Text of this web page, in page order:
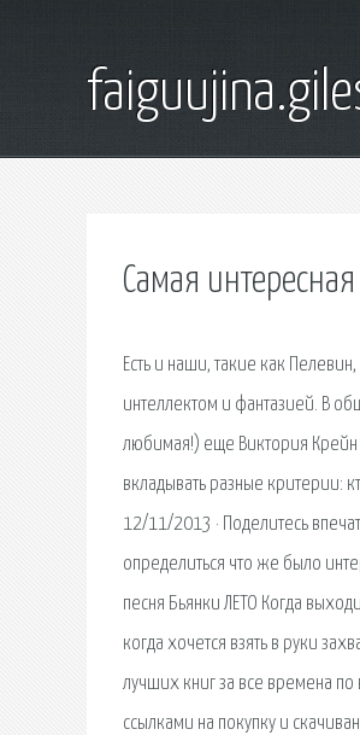
Самая
Есть и наши, такие как
интеллектом и фантазией. В
любимая!) еще Виктория Крейн
вкладывать разные критерии:
12/11/2013 · Поделитесь
определиться что же было
песня Бьянки ЛЕТО Когда
когда хочется взять в руки
лучших книг за все времена
ссылками на покупку и